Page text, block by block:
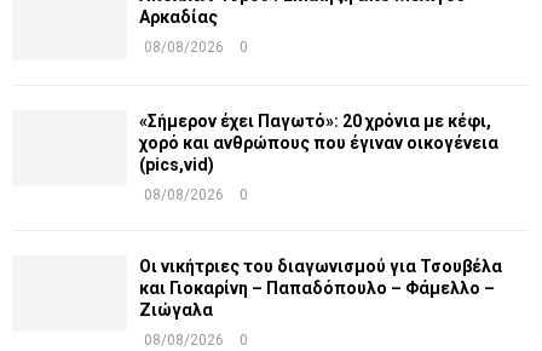
Αρκαδίας
08/08/2026 0
«Σήμερον έχει Παγωτό»: 20 χρόνια με κέφι,
χορό και ανθρώπους που έγιναν οικογένεια
(pics,vid)
08/08/2026 0
Οι νικήτριες του διαγωνισμού για Τσουβέλα
και Γιοκαρίνη – Παπαδόπουλο – Φάμελλο –
Ζιώγαλα
08/08/2026 0